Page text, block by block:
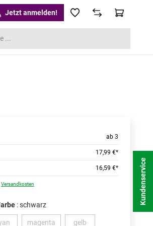
Jetzt anmelden!
ab 3
17,99 €*
16,59 €*
Versandkosten
: schwarz
magenta gelb
Kundenservice